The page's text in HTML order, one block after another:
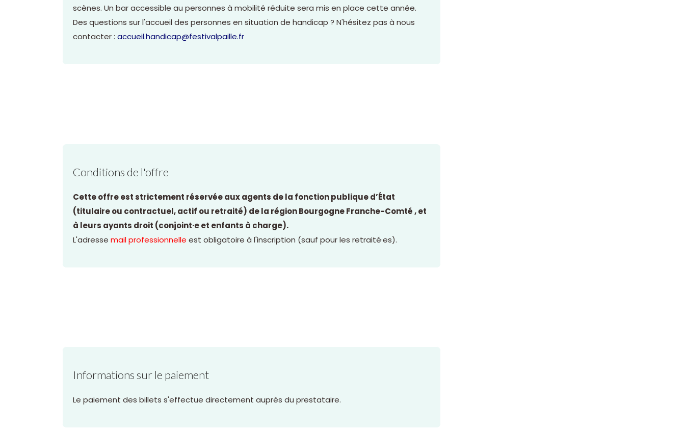
scènes. Un bar accessible au personnes à mobilité réduite sera mis en place cette année.
Des questions sur l'accueil des personnes en situation de handicap ? N'hésitez pas à nous
contacter : accueil.handicap@festivalpaille.fr
Conditions de l'offre
Cette offre est strictement réservée aux agents de la fonction publique d’État
(titulaire ou contractuel, actif ou retraité) de la région Bourgogne Franche-Comté , et
à leurs ayants droit (conjoint·e et enfants à charge).
L'adresse mail professionnelle est obligatoire à l'inscription (sauf pour les retraité·es).
Informations sur le paiement
Le paiement des billets s'effectue directement auprès du prestataire.